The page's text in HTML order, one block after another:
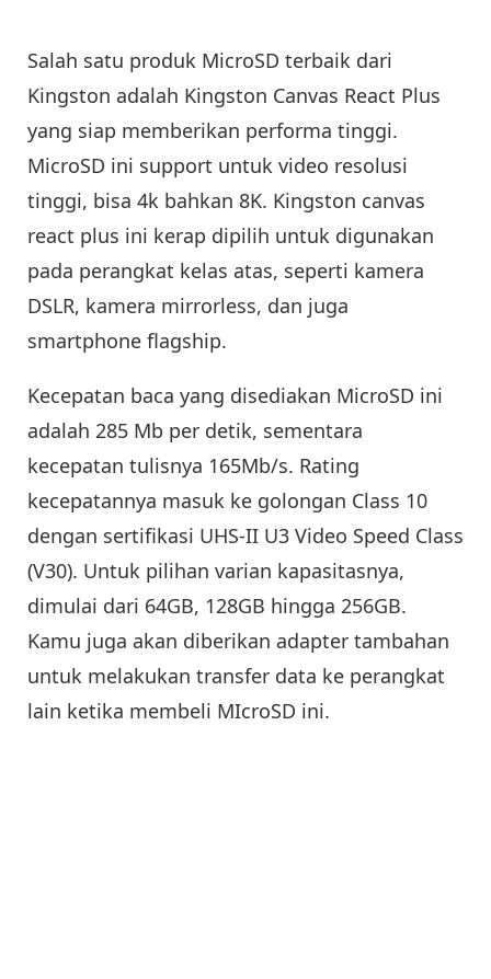
Salah satu produk MicroSD terbaik dari
Kingston adalah Kingston Canvas React Plus
yang siap memberikan performa tinggi.
MicroSD ini support untuk video resolusi
tinggi, bisa 4k bahkan 8K. Kingston canvas
react plus ini kerap dipilih untuk digunakan
pada perangkat kelas atas, seperti kamera
DSLR, kamera mirrorless, dan juga
smartphone flagship.
Kecepatan baca yang disediakan MicroSD ini
adalah 285 Mb per detik, sementara
kecepatan tulisnya 165Mb/s. Rating
kecepatannya masuk ke golongan Class 10
dengan sertifikasi UHS-II U3 Video Speed Class
(V30). Untuk pilihan varian kapasitasnya,
dimulai dari 64GB, 128GB hingga 256GB.
Kamu juga akan diberikan adapter tambahan
untuk melakukan transfer data ke perangkat
lain ketika membeli MIcroSD ini.